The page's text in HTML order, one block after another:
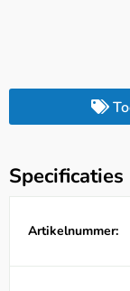
Specificaties
Artikelnummer: